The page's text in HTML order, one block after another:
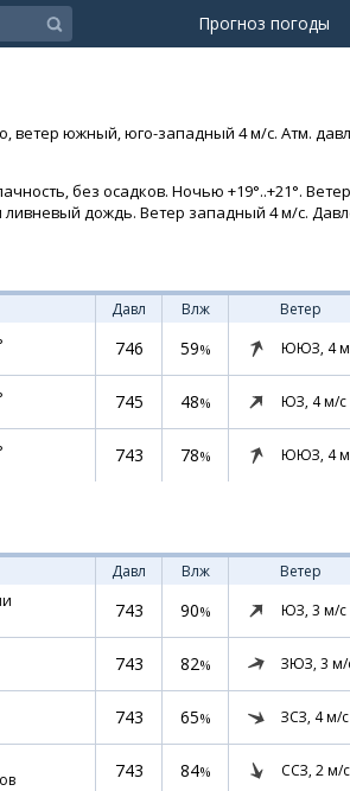
Прогноз погоды
ветер южный, юго-западный 4 м/с. Атм.
без осадков. Ночью +19°..+21°.
ливневый дождь. Ветер западный 4 м/с.
Давл Влж
Ветер
746 59% ЮЮЗ, 4
745 48% ЮЗ, 4м/с
743 78% ЮЮЗ, 4
Давл Влж
Ветер
743 90% ЮЗ, 3 м/с
743 82% ЗЮЗ, 3 м/
743 65% ЗСЗ, 4м/с
743 84% ССЗ, 2м/с